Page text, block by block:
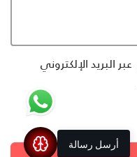
عبر البريد الإلكتروني
أرسل رسالة